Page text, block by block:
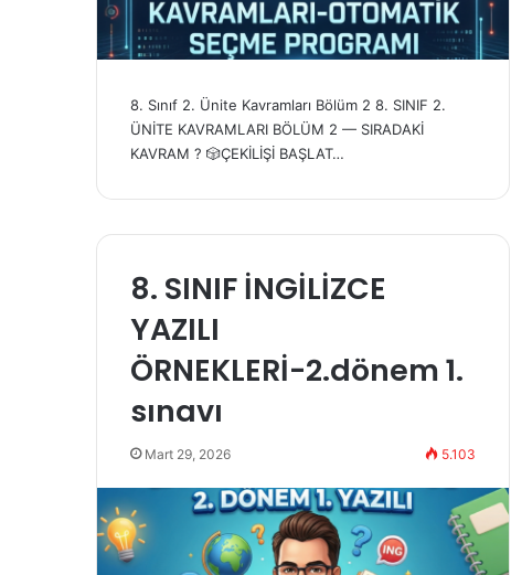
8. Sınıf 2. Ünite Kavramları Bölüm 2 8. SINIF 2.
ÜNİTE KAVRAMLARI BÖLÜM 2 — SIRADAKİ
KAVRAM ? 🎲ÇEKİLİŞİ BAŞLAT…
8. SINIF İNGİLİZCE
YAZILI
ÖRNEKLERİ-2.dönem 1.
sınavı
Mart 29, 2026 5.103